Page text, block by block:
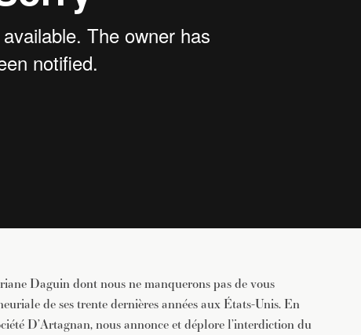
Daguin dont nous ne manquerons pas de vous
de ses trente dernières années aux États-Unis. En
D’Artagnan, nous annonce et déplore l’interdiction du